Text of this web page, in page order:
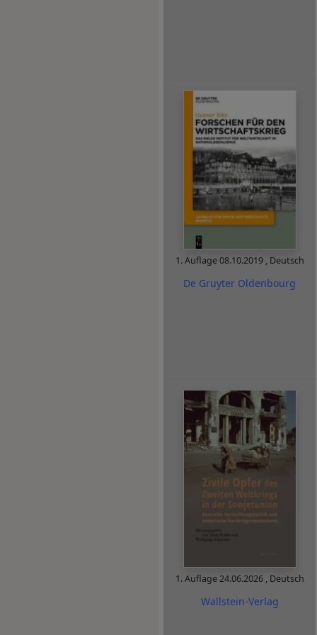
1. Auflage08.10.2019 , Deutsch
De Gruyter Oldenbourg
1. Auflage24.06.2026 , Deutsch
Wallstein-Verlag